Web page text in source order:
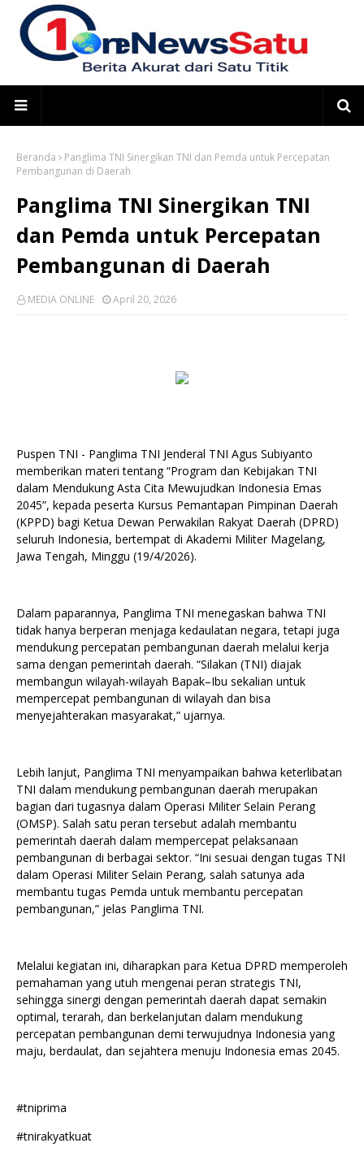
Beranda
Panglima TNI Sinergikan TNI dan Pemda untuk Percepatan
Pembangunan di Daerah
Panglima TNI Sinergikan TNI
dan Pemda untuk Percepatan
Pembangunan di Daerah
MEDIA ONLINE April 20, 2026
Puspen TNI - Panglima TNI Jenderal TNI Agus Subiyanto
memberikan materi tentang “Program dan Kebijakan TNI
dalam Mendukung Asta Cita Mewujudkan Indonesia Emas
2045”, kepada peserta Kursus Pemantapan Pimpinan Daerah
(KPPD) bagi Ketua Dewan Perwakilan Rakyat Daerah (DPRD)
seluruh Indonesia, bertempat di Akademi Militer Magelang,
Jawa Tengah, Minggu (19/4/2026).
Dalam paparannya, Panglima TNI menegaskan bahwa TNI
tidak hanya berperan menjaga kedaulatan negara, tetapi juga
mendukung percepatan pembangunan daerah melalui kerja
sama dengan pemerintah daerah. “Silakan (TNI) diajak
membangun wilayah-wilayah Bapak–Ibu sekalian untuk
mempercepat pembangunan di wilayah dan bisa
menyejahterakan masyarakat,” ujarnya.
Lebih lanjut, Panglima TNI menyampaikan bahwa keterlibatan
TNI dalam mendukung pembangunan daerah merupakan
bagian dari tugasnya dalam Operasi Militer Selain Perang
(OMSP). Salah satu peran tersebut adalah membantu
pemerintah daerah dalam mempercepat pelaksanaan
pembangunan di berbagai sektor. “Ini sesuai dengan tugas TNI
dalam Operasi Militer Selain Perang, salah satunya ada
membantu tugas Pemda untuk membantu percepatan
pembangunan,” jelas Panglima TNI.
Melalui kegiatan ini, diharapkan para Ketua DPRD memperoleh
pemahaman yang utuh mengenai peran strategis TNI,
sehingga sinergi dengan pemerintah daerah dapat semakin
optimal, terarah, dan berkelanjutan dalam mendukung
percepatan pembangunan demi terwujudnya Indonesia yang
maju, berdaulat, dan sejahtera menuju Indonesia emas 2045.
#tniprima
#tnirakyatkuat